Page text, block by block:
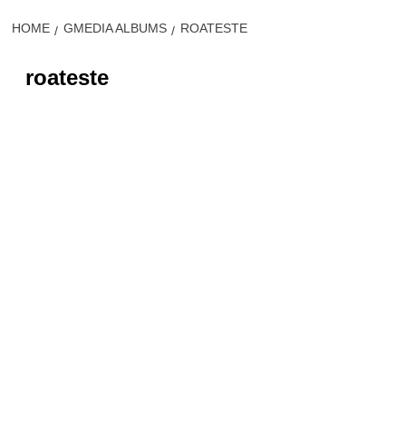
HOME GMEDIA ALBUMS ROATESTE
roateste